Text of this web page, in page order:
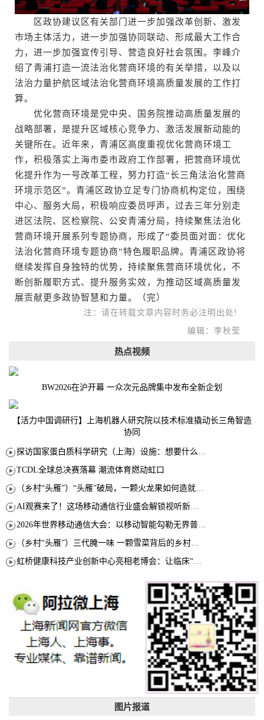
区政协建议区有关部门进一步加强改革创新、激发
市场主体活力，进一步加强协同联动、形成最大工作合
力，进一步加强宣传引导、营造良好社会氛围。李峰介
绍了青浦打造一流法治化营商环境的有关举措，以及以
法治力量护航区域法治化营商环境高质量发展的工作打
算。
优化营商环境是党中央、国务院推动高质量发展的
战略部署，是提升区域核心竞争力、激活发展新动能的
关键所在。近年来，青浦区高度重视优化营商环境工
作，积极落实上海市委市政府工作部署，把营商环境优
化提升作为一号改革工程，努力打造“长三角法治化营商
环境示范区”。青浦区政协立足专门协商机构定位，围绕
中心、服务大局，积极响应委员呼声，过去三年分别走
进区法院、区检察院、公安青浦分局，持续聚焦法治化
营商环境开展系列专题协商，形成了“委员面对面：优化
法治化营商环境专题协商”特色履职品牌。青浦区政协将
继续发挥自身独特的优势，持续聚焦营商环境优化，不
断创新履职方式、提升服务实效，为推动区域高质量发
展贡献更多政协智慧和力量。（完）
注：请在转载文章内容时务必注明出处!
编辑：李秋莹
热点视频
BW2026在沪开幕 一众次元品牌集中发布全新企划
【活力中国调研行】上海机器人研究院以技术标准撬动长三角智造
协同
TCDL全球总决赛落幕 潮流体育燃动虹口
图片报道